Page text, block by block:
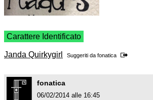
Carattere Identificato
Janda Quirkygirl Suggeriti da fonatica
fonatica
06/02/2014 alle 16:45